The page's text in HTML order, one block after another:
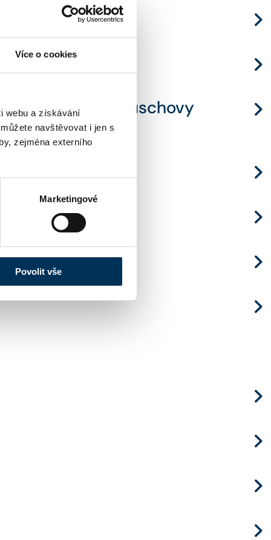
Více o cookies
webu a získávání
navštěvovat i jen s
zejména externího
Marketingové
Povolit vše
a advokátní úschovy